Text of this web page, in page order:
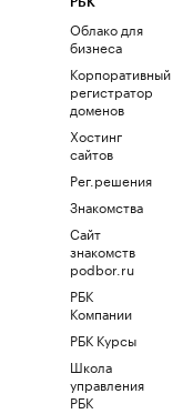
Облако для
бизнеса
Корпоративный
регистратор
доменов
Хостинг
сайтов
Рег.решения
Знакомства
Сайт
знакомств
podbor.ru
РБК
Компании
РБК Курсы
Школа
управления
РБК